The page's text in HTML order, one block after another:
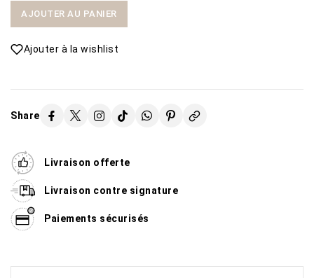
AJOUTER AU PANIER
Ajouter à la wishlist
Share
Livraison offerte
Livraison contre signature
Paiements sécurisés